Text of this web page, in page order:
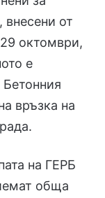
от
октомври,
е
връзка на
на ГЕРБ
обща